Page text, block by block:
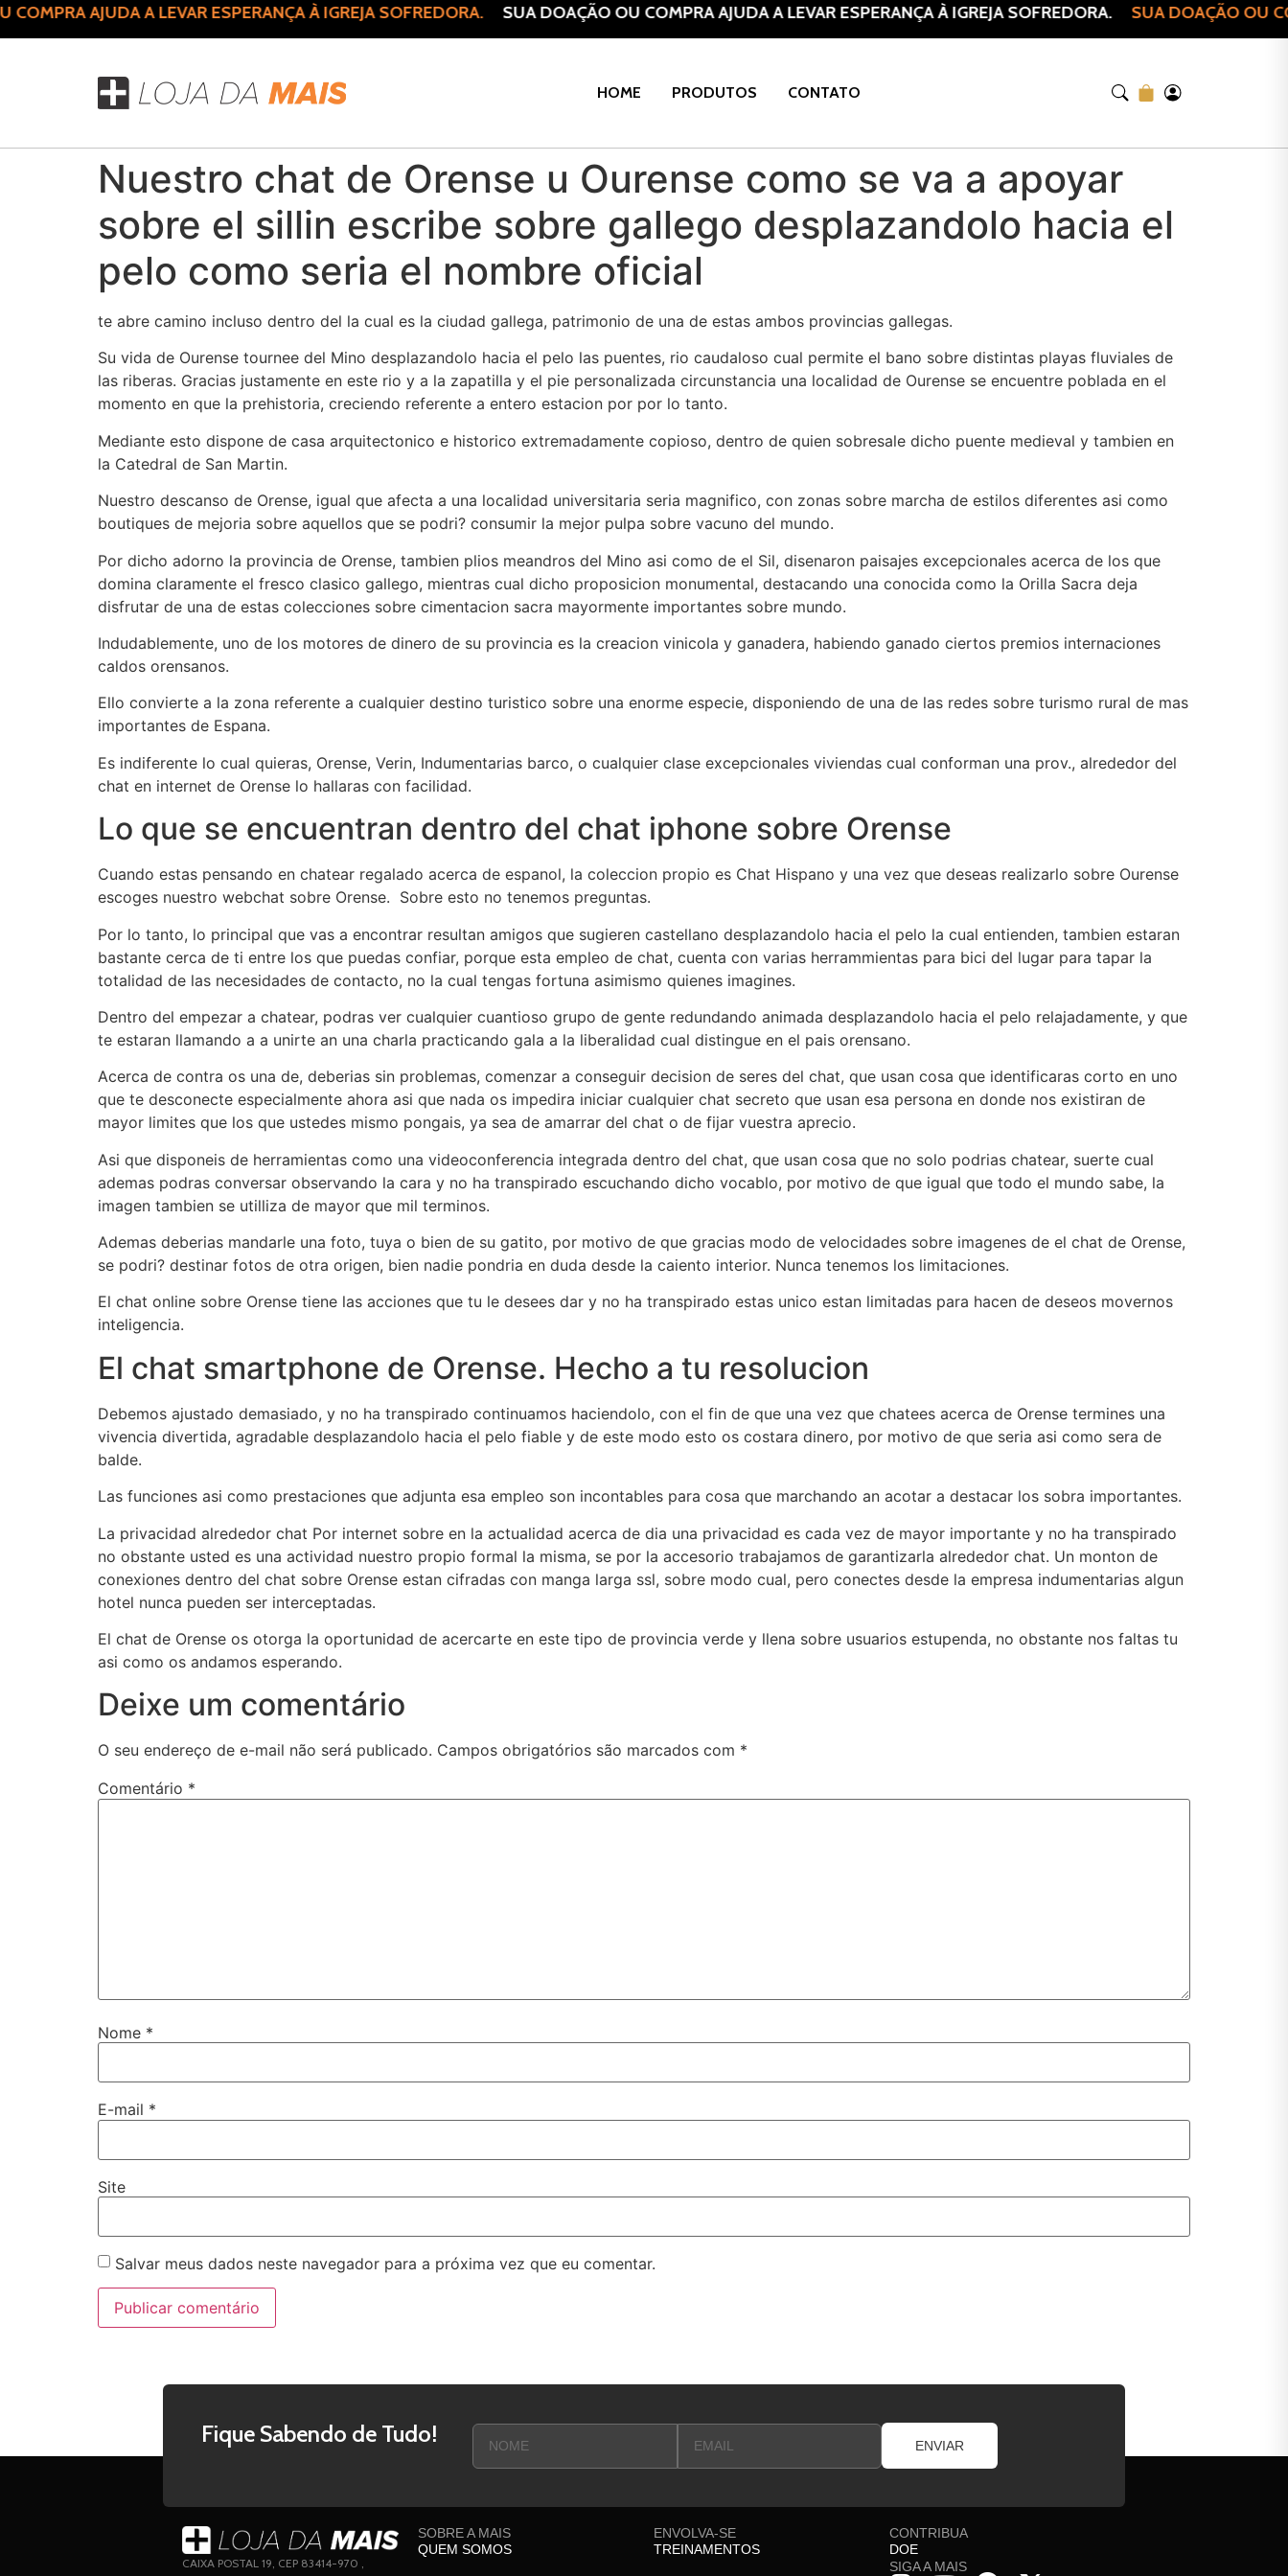
AJUDA A LEVAR ESPERANÇA À IGREJA SOFREDORA. SUA DOAÇÃO OU COMPRA AJUDA A LEVAR ESPERANÇA À IGREJA SOFREDORA. SUA DOAÇÃO OU
HOME PRODUTOS CONTATO
Nuestro chat de Orense u Ourense como se va a apoyar
sobre el silli­n escribe sobre gallego desplazandolo hacia el
pelo como seri­a el nombre oficial
te abre camino incluso dentro del la cual es la ciudad gallega, patrimonio de una de estas ambos provincias gallegas.
Su vida de Ourense tournee del Mino desplazandolo hacia el pelo las puentes, rio caudaloso cual permite el bano sobre distintas playas fluviales de
las riberas. Gracias justamente en este rio y a la zapatilla y el pie personalizada circunstancia una localidad de Ourense se encuentre poblada en el
momento en que la prehistoria, creciendo referente a entero estacion por por lo tanto.
Mediante esto dispone de casa arquitectonico e historico extremadamente copioso, dentro de quien sobresale dicho puente medieval y tambien en
la Catedral de San Martin.
Nuestro descanso de Orense, igual que afecta a una localidad universitaria seri­a magnifico, con zonas sobre marcha de estilos diferentes asi­ como
boutiques de mejoria sobre aquellos que se podri? consumir la mejor pulpa sobre vacuno del mundo.
Por dicho adorno la provincia de Orense, tambien plios meandros del Mino asi­ como de el Sil, disenaron paisajes excepcionales acerca de los que
domina claramente el fresco clasico gallego, mientras cual dicho proposicion monumental, destacando una conocida como la Orilla Sacra deja
disfrutar de una de estas colecciones sobre cimentacion sacra mayormente importantes sobre mundo.
Indudablemente, uno de los motores de dinero de su provincia es la creacion vinicola y ganadera, habiendo ganado ciertos premios internaciones
caldos orensanos.
Ello convierte a la zona referente a cualquier destino turistico sobre una enorme especie, disponiendo de una de las redes sobre turismo rural de mas
importantes de Espana.
Es indiferente lo cual quieras, Orense, Verin, Indumentarias barco, o cualquier clase excepcionales viviendas cual conforman una prov., alrededor del
chat en internet de Orense lo hallaras con facilidad.
Lo que se encuentran dentro del chat iphone sobre Orense
Cuando estas pensando en chatear regalado acerca de espanol, la coleccion propio es Chat Hispano y una vez que deseas realizarlo sobre Ourense
escoges nuestro webchat sobre Orense. Sobre esto no tenemos preguntas.
Por lo tanto, lo principal que vas a encontrar resultan amigos que sugieren castellano desplazandolo hacia el pelo la cual entienden, tambien estaran
bastante cerca de ti entre los que puedas confiar, porque esta empleo de chat, cuenta con varias herrammientas para bici del lugar para tapar la
totalidad de las necesidades de contacto, no la cual tengas fortuna asimismo quienes imagines.
Dentro del empezar a chatear, podras ver cualquier cuantioso grupo de gente redundando animada desplazandolo hacia el pelo relajadamente, y que
te estaran llamando a a unirte an una charla practicando gala a la liberalidad cual distingue en el pais orensano.
Acerca de contra os una de, deberias sin problemas, comenzar a conseguir decision de seres del chat, que usan cosa que identificaras corto en uno
que te desconecte especialmente ahora asi que nada os impedira iniciar cualquier chat secreto que usan esa persona en donde nos existiran de
mayor limites que los que ustedes mismo pongais, ya sea de amarrar del chat o de fijar vuestra aprecio.
Asi que disponeis de herramientas como una videoconferencia integrada dentro del chat, que usan cosa que no solo podrias chatear, suerte cual
ademas podras conversar observando la cara y no ha transpirado escuchando dicho vocablo, por motivo de que igual que todo el mundo sabe, la
imagen tambien se utilliza de mayor que mil terminos.
Ademas deberias mandarle una foto, tuya o bien de su gatito, por motivo de que gracias modo de velocidades sobre imagenes de el chat de Orense,
se podri? destinar fotos de otra origen, bien nadie pondri­a en duda desde la caiento interior. Nunca tenemos los limitaciones.
El chat online sobre Orense tiene las acciones que tu le desees dar y no ha transpirado estas unico estan limitadas para hacen de deseos movernos
inteligencia.
El chat smartphone de Orense. Hecho a tu resolucion
Debemos ajustado demasiado, y no ha transpirado continuamos haciendolo, con el fin de que una vez que chatees acerca de Orense termines una
vivencia divertida, agradable desplazandolo hacia el pelo fiable y de este modo esto os costara dinero, por motivo de que seri­a asi­ como sera de
balde.
Las funciones asi­ como prestaciones que adjunta esa empleo son incontables para cosa que marchando an acotar a destacar los sobra importantes.
La privacidad alrededor chat Por internet sobre en la actualidad acerca de dia una privacidad es cada vez de mayor importante y no ha transpirado
no obstante usted es una actividad nuestro propio formal la misma, se por la accesorio trabajamos de garantizarla alrededor chat. Un monton de
conexiones dentro del chat sobre Orense estan cifradas con manga larga ssl, sobre modo cual, pero conectes desde la empresa indumentarias algun
hotel nunca pueden ser interceptadas.
El chat de Orense os otorga la oportunidad de acercarte en este tipo de provincia verde y llena sobre usuarios estupenda, no obstante nos faltas tu
asi­ como os andamos esperando.
Deixe um comentário
O seu endereço de e-mail não será publicado. Campos obrigatórios são marcados com *
Comentário *
Nome *
E-mail *
Site
Salvar meus dados neste navegador para a próxima vez que eu comentar.
Fique Sabendo de Tudo! ENVIAR
CAIXA POSTAL 19, CEP 83414-970 ,
SOBRE A MAIS
QUEM SOMOS
ENVOLVA-SE
TREINAMENTOS
CONTRIBUA
DOE
SIGA A MAIS